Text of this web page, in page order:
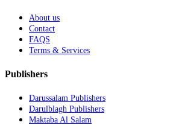
About us
Contact
FAQS
Terms & Services
Publishers
Darussalam Publishers
Darulblagh Publishers
Maktaba Al Salam